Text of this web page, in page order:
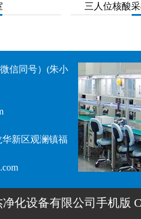
三人位核酸
信同号）(朱小
新区观澜镇福
化设备有限公司手机版